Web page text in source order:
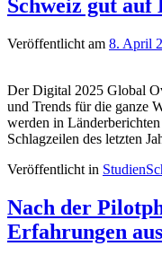
Schweiz gut auf
Veröffentlicht am 8. April
Der Digital 2025 Global
und Trends für die ganze
werden in
Schlagzeilen des letzten
Veröffentlicht in Studien
Nach der
Erfahrungen